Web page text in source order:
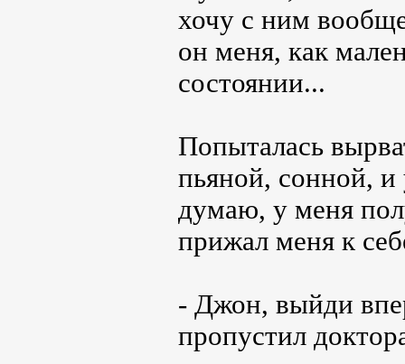
хочу с ним
он меня, как
состоянии...
Попыталась
пьяной, сонной, и
думаю, у меня
прижал меня к
- Джон, выйди
пропустил